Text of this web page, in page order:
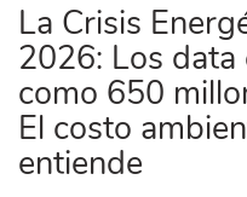
La Crisis
2026: Los data
como 650
El costo
entiende